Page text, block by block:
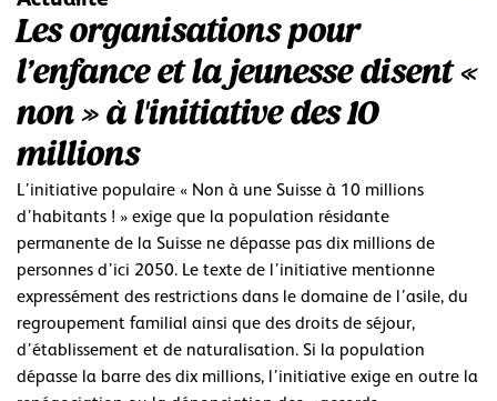
Les organisations pour
l’enfance et la jeunesse disent «
non » à l'initiative des 10
millions
L’initiative populaire « Non à une Suisse à 10 millions
d’habitants ! » exige que la population résidante
permanente de la Suisse ne dépasse pas dix millions de
personnes d’ici 2050. Le texte de l’initiative mentionne
expressément des restrictions dans le domaine de l’asile, du
regroupement familial ainsi que des droits de séjour,
d’établissement et de naturalisation. Si la population
dépasse la barre des dix millions, l’initiative exige en outre la